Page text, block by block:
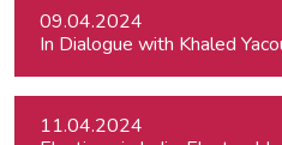
09.04.2024
In Dialogue with Khaled
11.04.2024